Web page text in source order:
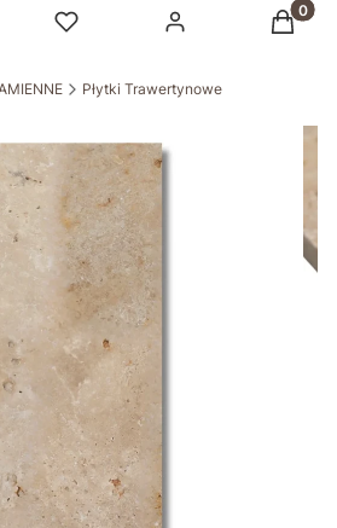
wyszukiwarkę
Płytki Trawertynowe